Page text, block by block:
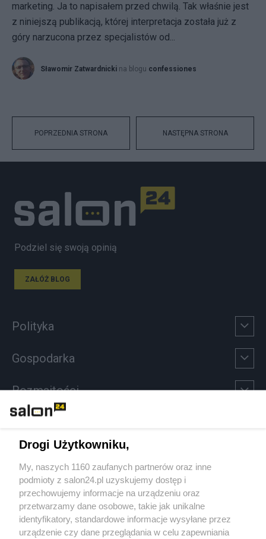
marketing. Ja to napisałem przed chwilą. Tak właśnie jest
z niniejszą publikacją, której interpretacja została już z
góry narzucona przez specjalistów od...
Sławomir Zatwardnicki na blogu confessiones
POPRZEDNIA STRONA NASTĘPNA STRONA
Podziel się swoją opinią
ZAŁÓŻ BLOG
Polityka
Gospodarka
Rozmaitości
Sport
Społeczeństwo
Kultura
Drogi Użytkowniku,
My, naszych 1160 zaufanych partnerów oraz inne
podmioty z salon24.pl uzyskujemy dostęp i
przechowujemy informacje na urządzeniu oraz
przetwarzamy dane osobowe, takie jak unikalne
identyfikatory, standardowe informacje wysyłane przez
urządzenie czy dane przeglądania w celu zapewniania